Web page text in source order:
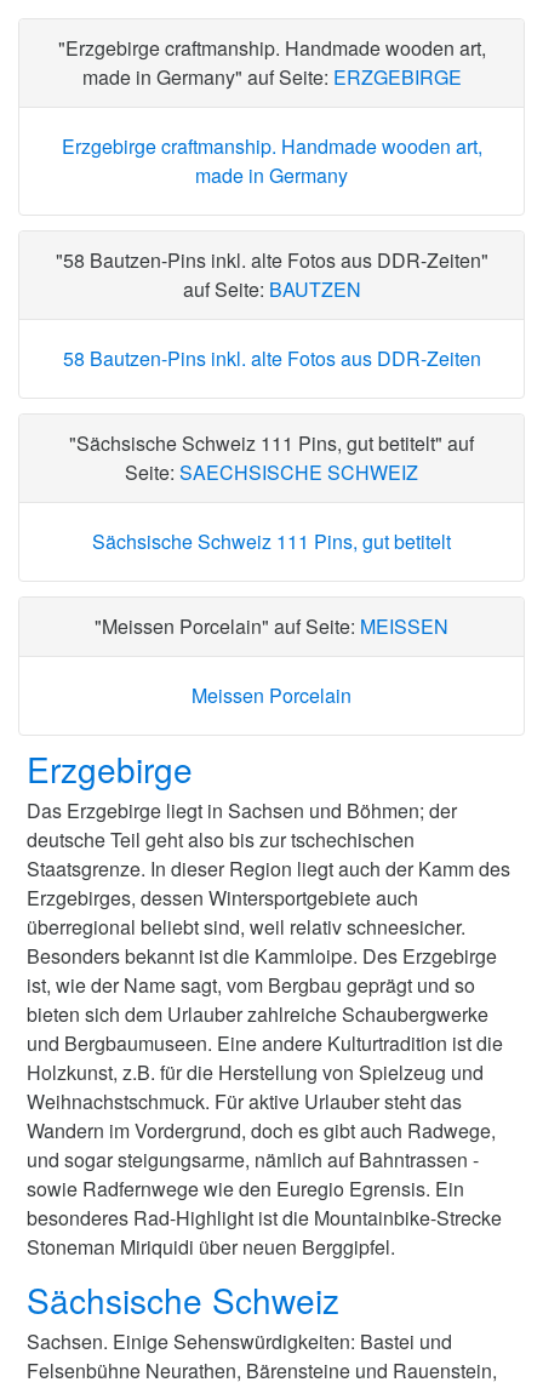
"Erzgebirge craftmanship. Handmade wooden art,
made in Germany" auf Seite: ERZGEBIRGE
Erzgebirge craftmanship. Handmade wooden art,
made in Germany
"58 Bautzen-Pins inkl. alte Fotos aus DDR-Zeiten"
auf Seite: BAUTZEN
58 Bautzen-Pins inkl. alte Fotos aus DDR-Zeiten
"Sächsische Schweiz 111 Pins, gut betitelt" auf
Seite: SAECHSISCHE SCHWEIZ
Sächsische Schweiz 111 Pins, gut betitelt
"Meissen Porcelain" auf Seite: MEISSEN
Meissen Porcelain
Erzgebirge
Das Erzgebirge liegt in Sachsen und Böhmen; der
deutsche Teil geht also bis zur tschechischen
Staatsgrenze. In dieser Region liegt auch der Kamm des
Erzgebirges, dessen Wintersportgebiete auch
überregional beliebt sind, weil relativ schneesicher.
Besonders bekannt ist die Kammloipe. Des Erzgebirge
ist, wie der Name sagt, vom Bergbau geprägt und so
bieten sich dem Urlauber zahlreiche Schaubergwerke
und Bergbaumuseen. Eine andere Kulturtradition ist die
Holzkunst, z.B. für die Herstellung von Spielzeug und
Weihnachstschmuck. Für aktive Urlauber steht das
Wandern im Vordergrund, doch es gibt auch Radwege,
und sogar steigungsarme, nämlich auf Bahntrassen -
sowie Radfernwege wie den Euregio Egrensis. Ein
besonderes Rad-Highlight ist die Mountainbike-Strecke
Stoneman Miriquidi über neuen Berggipfel.
Sächsische Schweiz
Sachsen. Einige Sehenswürdigkeiten: Bastei und
Felsenbühne Neurathen, Bärensteine und Rauenstein,